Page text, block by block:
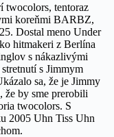
twocolors, tentoraz
koreňmi BARBZ,
Dostal meno Under
hitmakeri z Berlína
s nákazlivými
s Jimmym
sa, že je Jimmy
že by sme prerobili
twocolors. S
2005 Uhn Tiss Uhn